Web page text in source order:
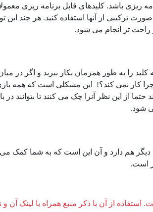
باشد. کلیدهای قابل برنامه ریزی معمولا
ترکیبی از آنها استفاده کنید. هر چند این
راحت تر انجام می شود.
را به طور همزمان بکار ببرید و اگر در
کار نمی کند؟! این مشکلی است که همه
از این نظر آنرا چک می کنند تا بتوانند در
شود.
دیگر هم دارد و آن این است که به شما کمک می
است.
استفاده از آن با ذکر منبع همراه با لینک آن